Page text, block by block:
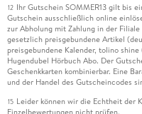
12 Ihr Gutschein SOMMER13 gilt bis
Gutschein ausschließlich online
zur Abholung mit Zahlung in der
gesetzlich preisgebundene Artikel
preisgebundene Kalender, tolino
Hugendubel Hörbuch Abo. Der
Geschenkkarten kombinierbar. Eine
und der Handel des Gutscheincodes
15 Leider können wir die Echtheit der